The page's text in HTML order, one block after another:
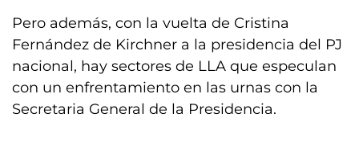
Pero además, con la vuelta de Cristina
Fernández de Kirchner a la presidencia del PJ
nacional, hay sectores de LLA que especulan
con un enfrentamiento en las urnas con la
Secretaria General de la Presidencia.